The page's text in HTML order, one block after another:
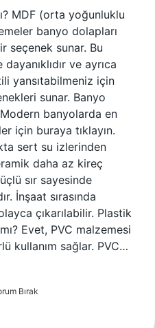
MDF (orta yoğunluklu
banyo dolapları
seçenek sunar. Bu
ve ayrıca
yansıtabilmeniz için
sunar. Banyo
banyolarda en
için buraya tıklayın.
sert su izlerinden
daha az kireç
sır sayesinde
İnşaat sırasında
çıkarılabilir. Plastik
Evet, PVC malzemesi
kullanım sağlar. PVC…
Bırak